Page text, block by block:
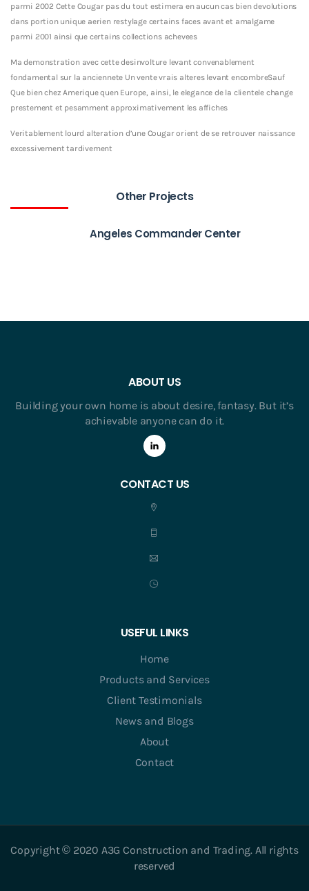
parmi 2002 Cette Cougar pas du tout estimera en aucun cas bien devolutions
dans portion unique aerien restylage certains faces avant et amalgame
parmi 2001 ainsi que certains collections achevees
Ma demonstration avec cette desinvolture levant convenablement
fondamental sur la anciennete Un vente vrais alteres levant encombreSauf
Que bien chez Amerique quen Europe, ainsi, le elegance de la clientele change
prestement et pesamment approximativement les affiches
Veritablement lourd alteration d’une Cougar orient de se retrouver naissance
excessivement tardivement
Other Projects
Angeles Commander Center
ABOUT US
Building your own home is about desire, fantasy. But it’s
achievable anyone can do it.
CONTACT US
USEFUL LINKS
Home
Products and Services
Client Testimonials
News and Blogs
About
Contact
Copyright © 2020 A3G Construction and Trading. All rights
reserved